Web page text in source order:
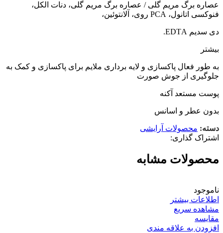
عصاره برگ مریم گلی / عصاره برگ مریم گلی، دنات الکل،
فنوکسی اتانول، PCA روی، آلانتوئین،
دی سدیم EDTА.
بیشتر
به طور فعال پاکسازی و لایه برداری ملایم برای پاکسازی و کمک به
جلوگیری از جوش صورت
پوست مستعد آکنه
بدون عطر و اسانس
دسته: محصولات آرایشی
اشتراک گذاری:
محصولات مشابه
ناموجود
اطلاعات بیشتر
مشاهده سریع
مقایسه
افزودن به علاقه مندی